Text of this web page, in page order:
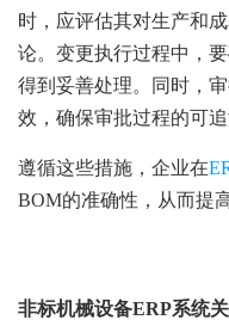
时，应评估其对生产和
论。变更执行过程中，
得到妥善处理。同时，
效，确保审批过程的可
遵循这些措施，企业在
BOM的准确性，从而提
非标机械设备ERP系统